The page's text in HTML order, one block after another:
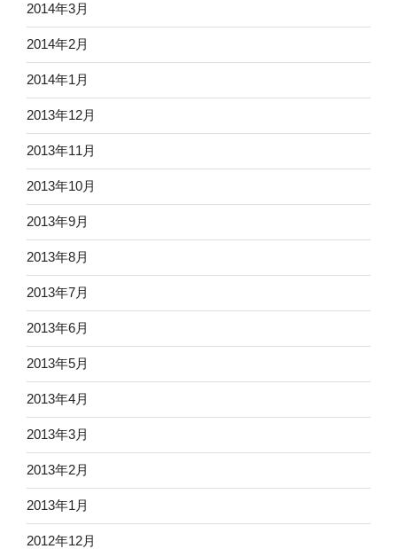
2014年3月
2014年2月
2014年1月
2013年12月
2013年11月
2013年10月
2013年9月
2013年8月
2013年7月
2013年6月
2013年5月
2013年4月
2013年3月
2013年2月
2013年1月
2012年12月